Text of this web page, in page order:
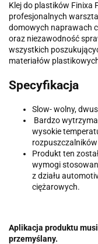
Klej do plastików Finixa
profesjonalnych
domowych naprawach
oraz niezawodność
wszystkich
materiałów
Specyfikacja
Slow- wolny,
Bardzo
wysokie
Produkt ten
wymogi
z działu
ciężarowych.
Aplikacja produktu
przemyślany.